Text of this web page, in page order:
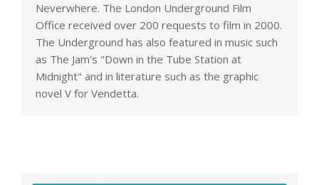
Neverwhere. The London Underground Film
Office received over 200 requests to film in 2000.
The Underground has also featured in music such
as The Jam's "Down in the Tube Station at
Midnight" and in literature such as the graphic
novel V for Vendetta.